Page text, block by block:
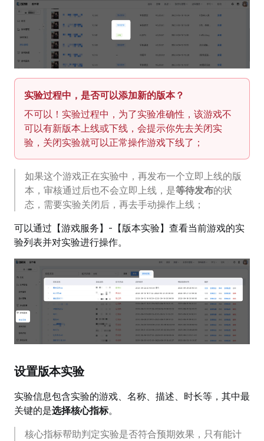
实验过程中，是否可以添加新的版本？
不可以！实验过程中，为了实验准确性，该游戏不
可以有新版本上线或下线，会提示你先去关闭实
验，关闭实验就可以正常操作游戏下线了；
如果这个游戏正在实验中，再发布一个立即上线的版
本，审核通过后也不会立即上线，是等待发布的状
态，需要实验关闭后，再去手动操作上线；
可以通过【游戏服务】-【版本实验】查看当前游戏的实
验列表并对实验进行操作。
设置版本实验
实验信息包含实验的游戏、名称、描述、时长等，其中最
关键的是选择核心指标。
核心指标帮助判定实验是否符合预期效果，只有能计